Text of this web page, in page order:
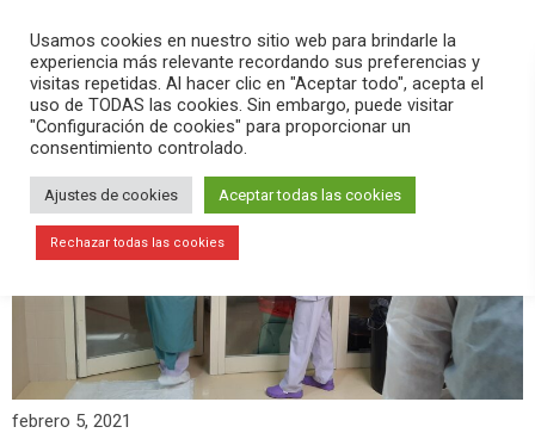
search menu pause PLAY
febrero 5, 2021
Usamos cookies en nuestro sitio web para brindarle la
experiencia más relevante recordando sus preferencias y
visitas repetidas. Al hacer clic en "Aceptar todo", acepta el
uso de TODAS las cookies. Sin embargo, puede visitar
"Configuración de cookies" para proporcionar un
consentimiento controlado.
Ajustes de cookies Aceptar todas las cookies
Rechazar todas las cookies